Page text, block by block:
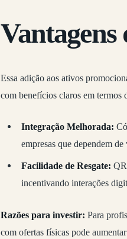
Vantagens
Essa adição aos ativos
com benefícios claros em termos
Integração Melhorada:
empresas que dependem de
Facilidade de Resgate:
incentivando interações
Razões para investir: Para
com ofertas físicas pode